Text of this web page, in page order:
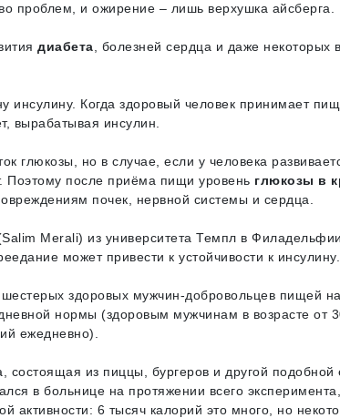
проблем, и ожирение – лишь верхушка айсберга.
диабета , болезней сердца и даже некоторых
инсулину. Когда здоровый человек принимает
вырабатывая инсулин.
глюкозы, но в случае, если у человека
Поэтому после приёма пищи уровень глюкозы в
почек, нервной системы и сердца.
Merali) из университета Темпл в
может привести к устойчивости к инсулину.
здоровых мужчин-добровольцев пищей
нормы (здоровым мужчинам в возрасте от
ежедневно).
состоящая из пиццы, бургеров и другой
в больнице на протяжении всего
активности: 6 тысяч калорий это много, но